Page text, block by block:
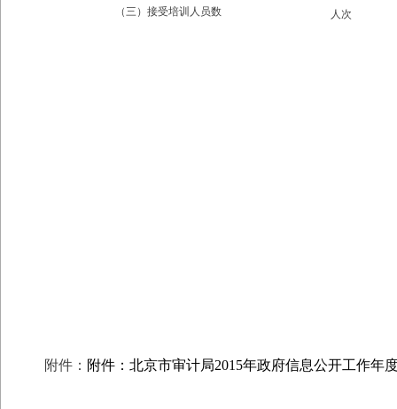
（三）接受培训人员数 人次
附件： 附件：北京市审计局2015年政府信息公开工作年